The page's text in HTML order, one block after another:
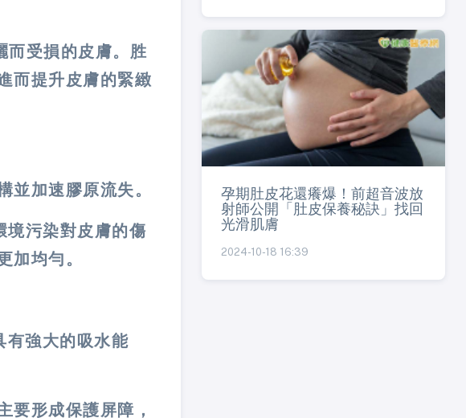
而受損的皮膚。胜
而提升皮膚的緊緻
並加速膠原流失。
境污染對皮膚的傷
加均勻。
強大的吸水能
要形成保護屏障，
孕期肚皮花還癢爆！前超音波放
射師公開「肚皮保養秘訣」找回
光滑肌膚
2024-10-18 16:39